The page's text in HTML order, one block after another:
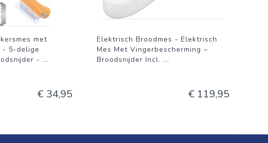
met
- 5-delige
- ...
€ 34,95
Elektrisch Broodmes - Elektrisch
Mes Met Vingerbescherming –
Broodsnijder Incl. ...
€ 119,95